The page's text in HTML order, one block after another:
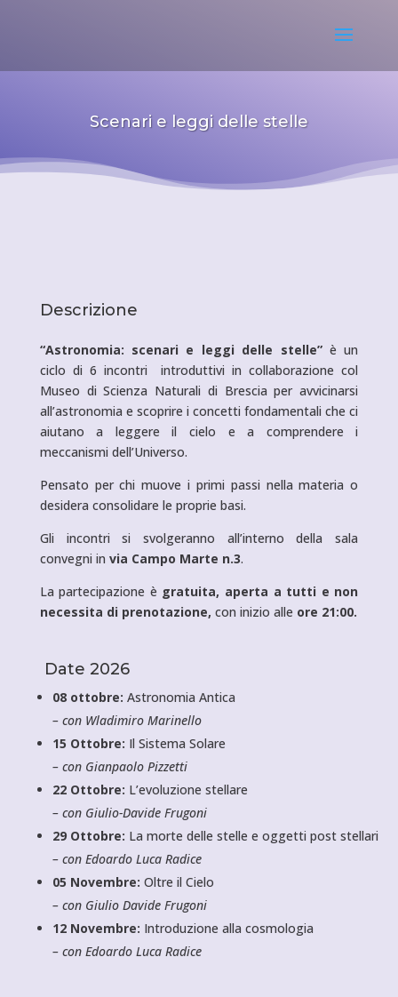
Scenari e leggi delle stelle
Descrizione
“Astronomia: scenari e leggi delle stelle”è un
ciclo di 6 incontri introduttivi in collaborazione col
Museo di Scienza Naturali di Brescia per avvicinarsi
all’astronomia e scoprire i concetti fondamentali che ci
aiutano a leggere il cielo e a comprendere i
meccanismi dell’Universo.
Pensato per chi muove i primi passi nella materia o
desidera consolidare le proprie basi.
Gli incontri si svolgeranno all’interno della sala
convegni in via Campo Marte n.3.
La partecipazione è gratuita, aperta a tutti e non
necessita di prenotazione, con inizio alle ore 21:00.
Date 2026
08 ottobre: Astronomia Antica
– con Wladimiro Marinello
15 Ottobre: Il Sistema Solare
– con Gianpaolo Pizzetti
22 Ottobre: L’evoluzione stellare
– con Giulio-Davide Frugoni
29 Ottobre: La morte delle stelle e oggetti post stellari
– con Edoardo Luca Radice
05 Novembre: Oltre il Cielo
– con Giulio Davide Frugoni
12 Novembre: Introduzione alla cosmologia
– con Edoardo Luca Radice